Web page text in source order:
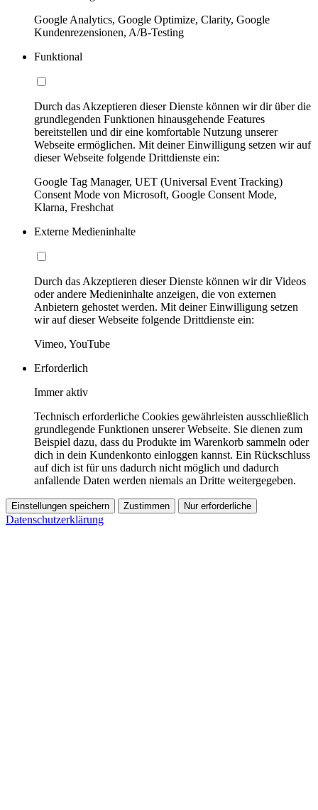
Google Analytics, Google Optimize, Clarity, Google
Kundenrezensionen, A/B-Testing
Funktional
Durch das Akzeptieren dieser Dienste können wir dir über die
grundlegenden Funktionen hinausgehende Features
bereitstellen und dir eine komfortable Nutzung unserer
Webseite ermöglichen. Mit deiner Einwilligung setzen wir auf
dieser Webseite folgende Drittdienste ein:
Google Tag Manager, UET (Universal Event Tracking)
Consent Mode von Microsoft, Google Consent Mode,
Klarna, Freshchat
Externe Medieninhalte
Durch das Akzeptieren dieser Dienste können wir dir Videos
oder andere Medieninhalte anzeigen, die von externen
Anbietern gehostet werden. Mit deiner Einwilligung setzen
wir auf dieser Webseite folgende Drittdienste ein:
Vimeo, YouTube
Erforderlich
Immer aktiv
Technisch erforderliche Cookies gewährleisten ausschließlich
grundlegende Funktionen unserer Webseite. Sie dienen zum
Beispiel dazu, dass du Produkte im Warenkorb sammeln oder
dich in dein Kundenkonto einloggen kannst. Ein Rückschluss
auf dich ist für uns dadurch nicht möglich und dadurch
anfallende Daten werden niemals an Dritte weitergegeben.
Einstellungen speichern Zustimmen Nur erforderliche
Datenschutzerklärung